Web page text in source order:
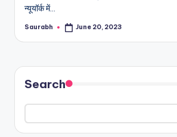
न्यूयॉर्क में…
Posted
Saurabh June 20, 2023
Search